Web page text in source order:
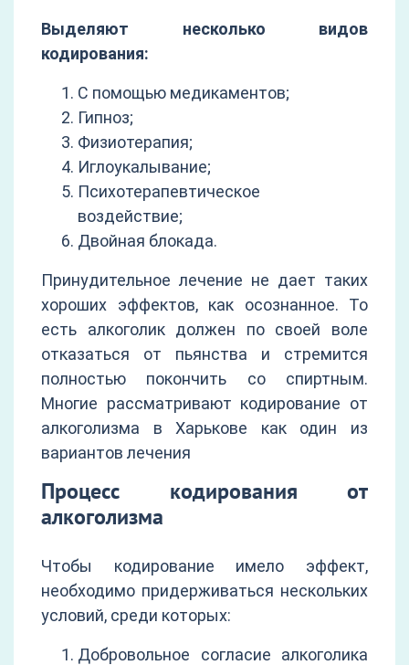
Выделяют несколько видов
кодирования:
С помощью медикаментов;
Гипноз;
Физиотерапия;
Иглоукалывание;
Психотерапевтическое
воздействие;
Двойная блокада.
Принудительное лечение не дает таких
хороших эффектов, как осознанное. То
есть алкоголик должен по своей воле
отказаться от пьянства и стремится
полностью покончить со спиртным.
Многие рассматривают кодирование от
алкоголизма в Харькове как один из
вариантов лечения
Процесс кодирования от
алкоголизма
Чтобы кодирование имело эффект,
необходимо придерживаться нескольких
условий, среди которых:
Добровольное согласие алкоголика